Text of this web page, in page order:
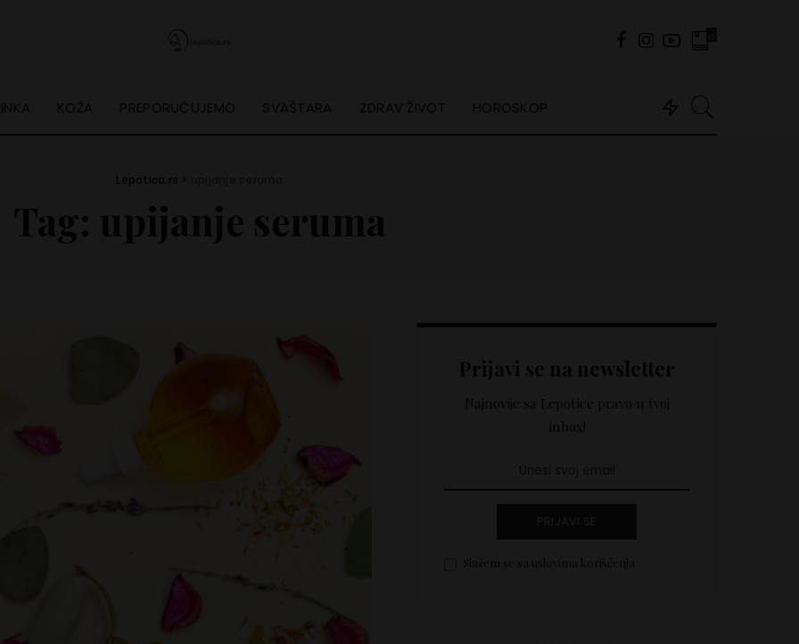
KOŽA PREPORUČUJEMO SVAŠTARA ZDRAV ŽIVOT HOROSKOP
Prijavi se na newsletter
Najnovije sa Lepotice pravo u tvoj
inbox!
Slažem se sa uslovima korišćenja